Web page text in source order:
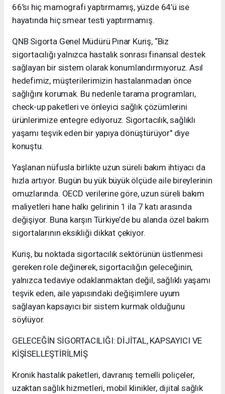
66’sı hiç mamografi yaptırmamış, yüzde 64’ü ise
hayatında hiç smear testi yaptırmamış.
QNB Sigorta Genel Müdürü Pınar Kuriş, “Biz
sigortacılığı yalnızca hastalık sonrası finansal destek
sağlayan bir sistem olarak konumlandırmıyoruz. Asıl
hedefimiz, müşterilerimizin hastalanmadan önce
sağlığını korumak. Bu nedenle tarama programları,
check-up paketleri ve önleyici sağlık çözümlerini
ürünlerimize entegre ediyoruz. Sigortacılık, sağlıklı
yaşamı teşvik eden bir yapıya dönüştürüyor" diye
konuştu.
Yaşlanan nüfusla birlikte uzun süreli bakım ihtiyacı da
hızla artıyor. Bugün bu yük büyük ölçüde aile bireylerinin
omuzlarında. OECD verilerine göre, uzun süreli bakım
maliyetleri hane halkı gelirinin 1 ila 7 katı arasında
değişiyor. Buna karşın Türkiye’de bu alanda özel bakım
sigortalarının eksikliği dikkat çekiyor.
Kuriş, bu noktada sigortacılık sektörünün üstlenmesi
gereken role değinerek, sigortacılığın geleceğinin,
yalnızca tedaviye odaklanmaktan değil, sağlıklı yaşamı
teşvik eden, aile yapısındaki değişimlere uyum
sağlayan kapsayıcı bir sistem kurmak olduğunu
söylüyor.
GELECEĞİN SİGORTACILIĞI: DİJİTAL, KAPSAYICI VE
KİŞİSELLEŞTİRİLMİŞ
Kronik hastalık paketleri, davranış temelli poliçeler,
uzaktan sağlık hizmetleri, mobil klinikler, dijital sağlık